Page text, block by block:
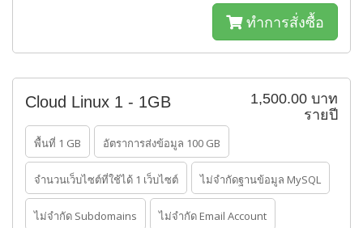
ทำการสั่งซื้อ
1,500.00 บาท
รายปี
Cloud Linux 1 - 1GB
พื้นที่ 1 GB อัตราการส่งข้อมูล 100 GB
จำนวนเว็บไซต์ที่ใช้ได้ 1 เว็บไซต์ ไม่จำกัดฐานข้อมูล MySQL
ไม่จำกัด Subdomains ไม่จำกัด Email Account